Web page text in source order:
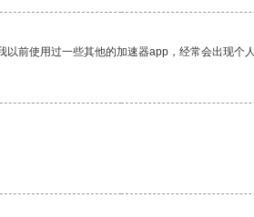
前使用过一些其他的加速器app，经常会出现个